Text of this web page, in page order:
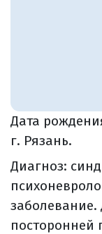
Дата
г. Рязань.
Диагноз:
заболевание.
посторонней